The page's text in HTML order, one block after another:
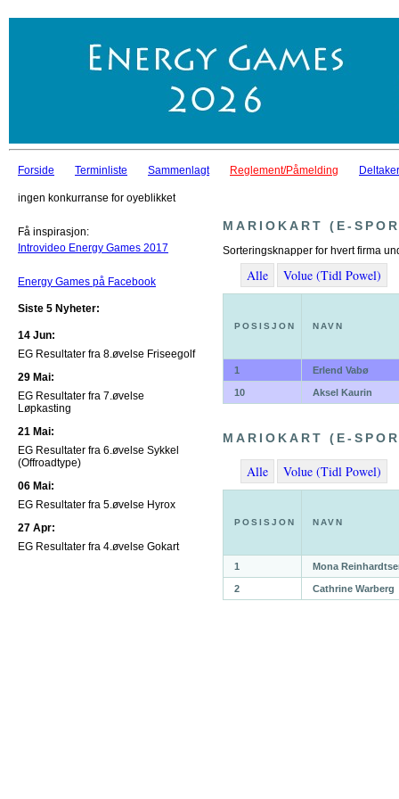
Forside Terminliste Sammenlagt Reglement/Påmelding
ingen konkurranse for oyeblikket
Få inspirasjon:
Introvideo Energy Games 2017
Energy Games på Facebook
Siste 5 Nyheter:
14 Jun:
EG Resultater fra 8.øvelse Friseegolf
29 Mai:
EG Resultater fra 7.øvelse
Løpkasting
21 Mai:
EG Resultater fra 6.øvelse Sykkel
(Offroadtype)
06 Mai:
EG Resultater fra 5.øvelse Hyrox
27 Apr:
EG Resultater fra 4.øvelse Gokart
MARIOKART (E-
Sorteringsknapper for hvert firma
Alle Volue (Tidl Powel)
POSISJON NAVN
1 Erlend Vabø
10 Aksel Kaurin
MARIOKART (E-
Alle Volue (Tidl Powel)
POSISJON NAVN
1 Mona
2 Cathrine Warberg